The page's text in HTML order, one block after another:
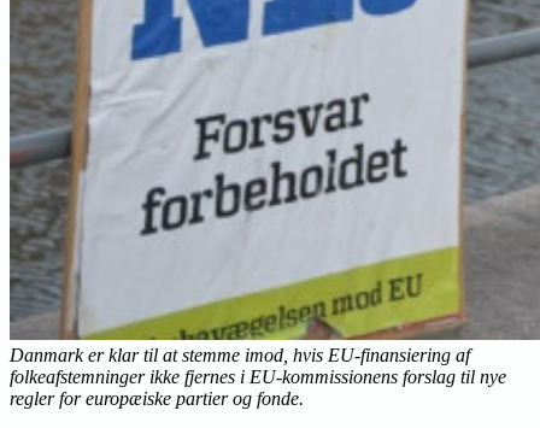
Danmark er klar til at stemme imod, hvis EU-finansiering af
folkeafstemninger ikke fjernes i EU-kommissionens forslag til nye
regler for europæiske partier og fonde.